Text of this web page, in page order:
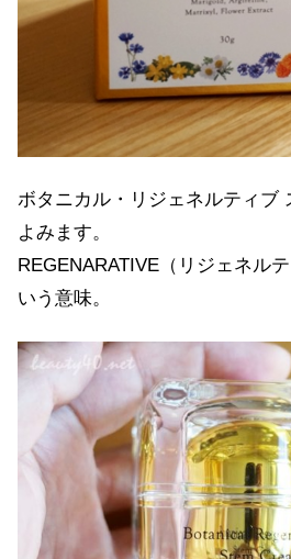
ボタニカル・リジェネルティブ
よみます。
REGENARATIVE（リジェネル
いう意味。